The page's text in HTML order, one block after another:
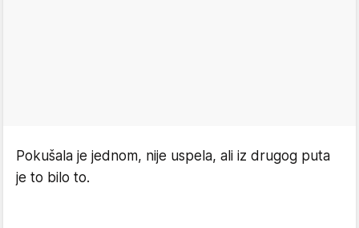
Pokušala je jednom, nije uspela, ali iz drugog puta
je to bilo to.